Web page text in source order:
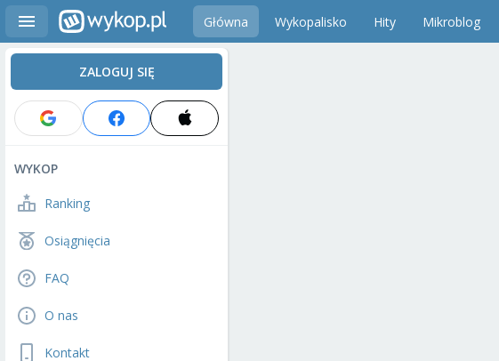
Główna Wykopalisko Hity Mikroblog
ZALOGUJ SIĘ
WYKOP
Ranking
Osiągnięcia
FAQ
O nas
Kontakt